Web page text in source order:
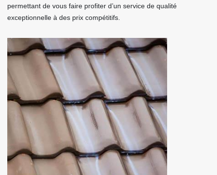
permettant de vous faire profiter d’un service de qualité
exceptionnelle à des prix compétitifs.